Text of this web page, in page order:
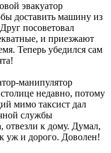
эвакуатор
доставить машину из
посоветовал
и приезжают
Теперь убедился сам
манипулятор
недавно, потому
мимо таксист дал
службы
отвезли к дому. Думал,
уж и дорого. Доволен!